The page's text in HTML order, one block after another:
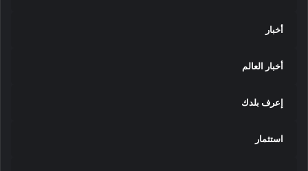
أخبار
أخبار العالم
إعرف بلدك
استثمار